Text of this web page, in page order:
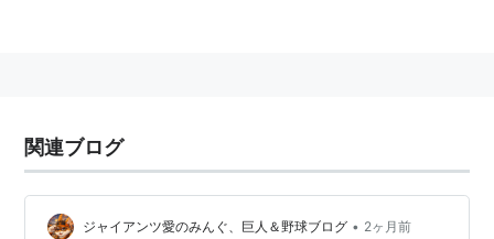
関連ブログ
ジャイアンツ愛のみんぐ、巨人＆野球ブログ • 2ヶ月前